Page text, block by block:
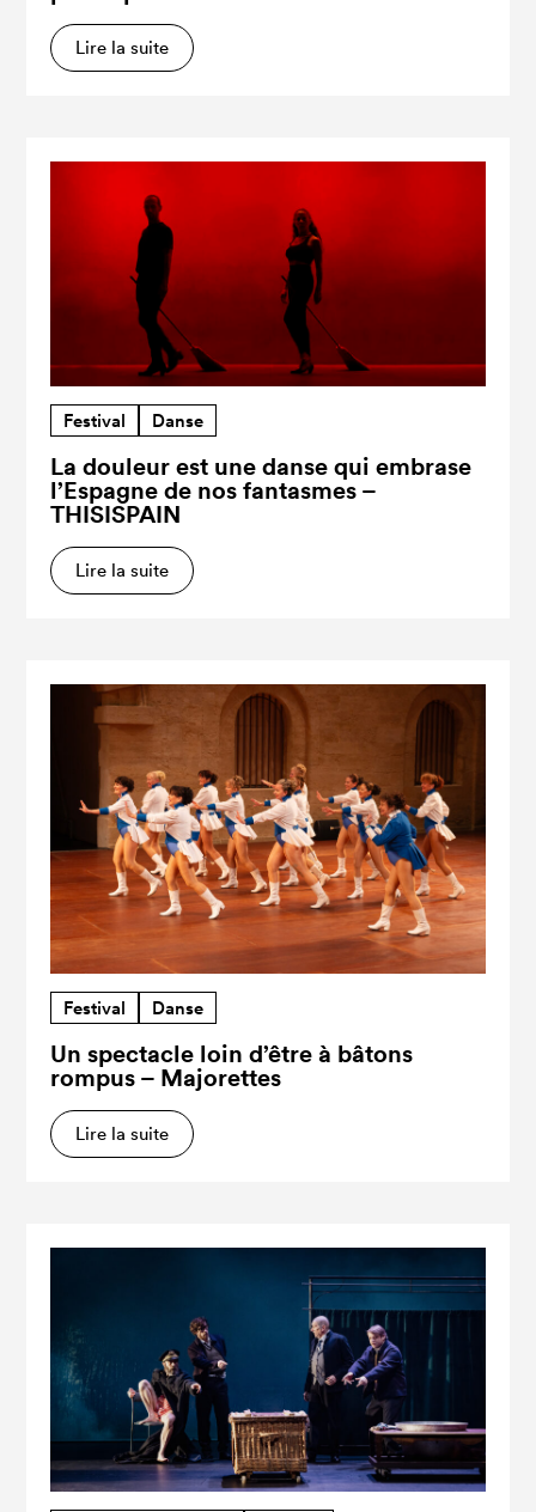
Lire la suite
Festival Danse
La douleur est une danse qui embrase
l’Espagne de nos fantasmes –
THISISPAIN
Lire la suite
Festival Danse
Un spectacle loin d’être à bâtons
rompus – Majorettes
Lire la suite